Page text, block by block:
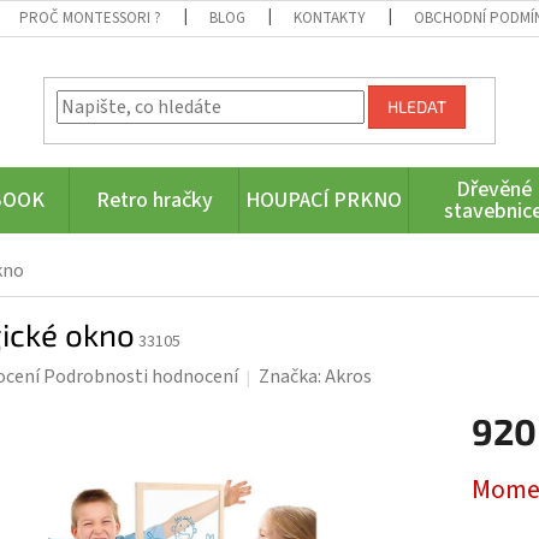
PROČ MONTESSORI ? BLOG KONTAKTY OBCHODNÍ
HLEDAT
Retro hračky HOUPACÍ PRKNO Dřevěné
okno33105
Podrobnosti hodnocení Značka:Akros
cena: